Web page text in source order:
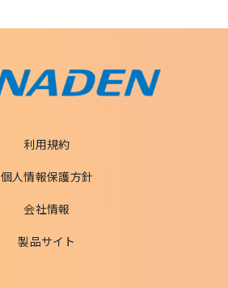
利用規約
個人情報保護方針
会社情報
製品サイト